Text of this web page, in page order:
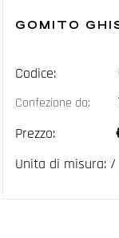
GOMITO
Codice:
Confezione da:
Prezzo:
Unita di misura: /